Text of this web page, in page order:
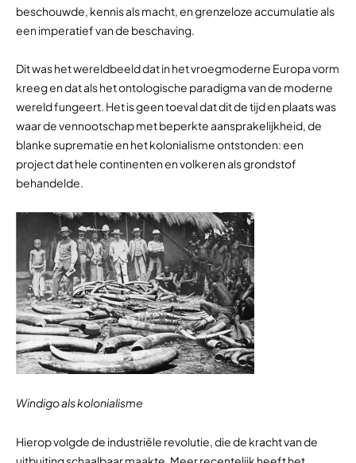
beschouwde, kennis als macht, en grenzeloze accumulatie als
een imperatief van de beschaving.
Dit was het wereldbeeld dat in het vroegmoderne Europa vorm
kreeg en dat als het ontologische paradigma van de moderne
wereld fungeert. Het is geen toeval dat dit de tijd en plaats was
waar de vennootschap met beperkte aansprakelijkheid, de
blanke suprematie en het kolonialisme ontstonden: een
project dat hele continenten en volkeren als grondstof
behandelde.
Windigo als kolonialisme
Hierop volgde de industriële revolutie, die de kracht van de